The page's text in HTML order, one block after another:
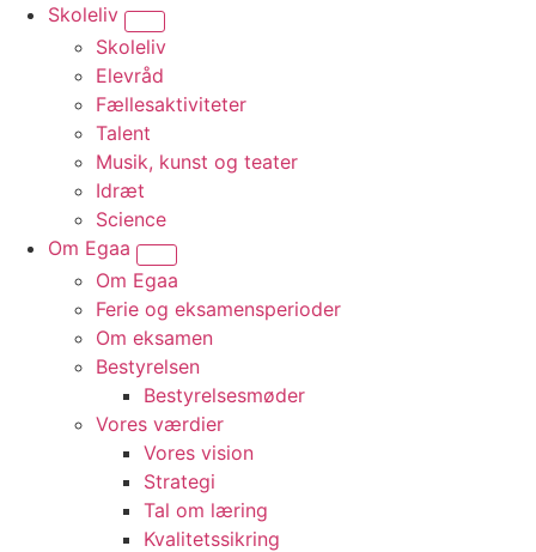
Skoleliv
Vis undermenu for “Skoleliv”
Skoleliv
Elevråd
Fællesaktiviteter
Talent
Musik, kunst og teater
Idræt
Science
Om Egaa
Vis undermenu for “Om Egaa”
Om Egaa
Ferie og eksamensperioder
Om eksamen
Bestyrelsen
Bestyrelsesmøder
Vores værdier
Vores vision
Strategi
Tal om læring
Kvalitetssikring